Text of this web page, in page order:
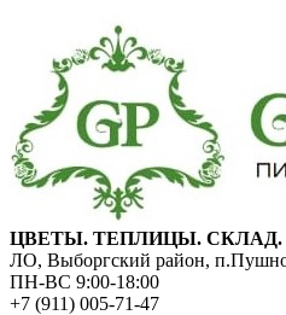
ЦВЕТЫ. ТЕПЛИЦЫ. СКЛАД.
ЛО, Выборгский район,
ПН-ВС 9:00-18:00
+7 (911) 005-71-47